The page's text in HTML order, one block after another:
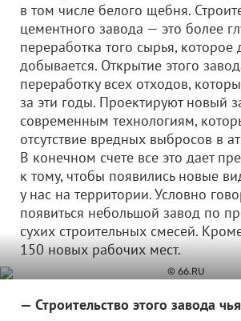
в том числе белого щебня.
цементного завода — это более
переработка того сырья, которое
добывается. Открытие этого
переработку всех отходов,
за эти годы. Проектируют новый
современным технологиям,
отсутствие вредных выбросов в
В конечном счете все это дает
к тому, чтобы появились новые
у нас на территории. Условно
появиться небольшой завод по
сухих строительных смесей.
150 новых рабочих мест.
— Строительство этого завода